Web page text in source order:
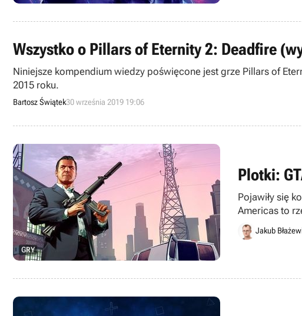
Wszystko o Pillars of Eternity 2: Deadfire
Niniejsze kompendium wiedzy poświęcone jest grze Pillars of
2015 roku.
Bartosz Świątek30 września 2019 19:06
GRY
Plotki:
Pojawiły się
Americas to
to kolejny
Jakub